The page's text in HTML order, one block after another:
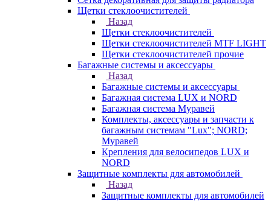
Щетки стеклоочистителей
Назад
Щетки стеклоочистителей
Щетки стеклоочистителей MTF LIGHT
Щетки стеклоочистителей прочие
Багажные системы и аксессуары
Назад
Багажные системы и аксессуары
Багажная система LUX и NORD
Багажная система Муравей
Комплекты, аксессуары и запчасти к
багажным системам "Lux"; NORD;
Муравей
Крепления для велосипедов LUX и
NORD
Защитные комплекты для автомобилей
Назад
Защитные комплекты для автомобилей